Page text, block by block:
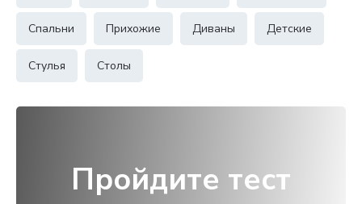
Спальни Прихожие Диваны Детские
Стулья Столы
Пройдите тест